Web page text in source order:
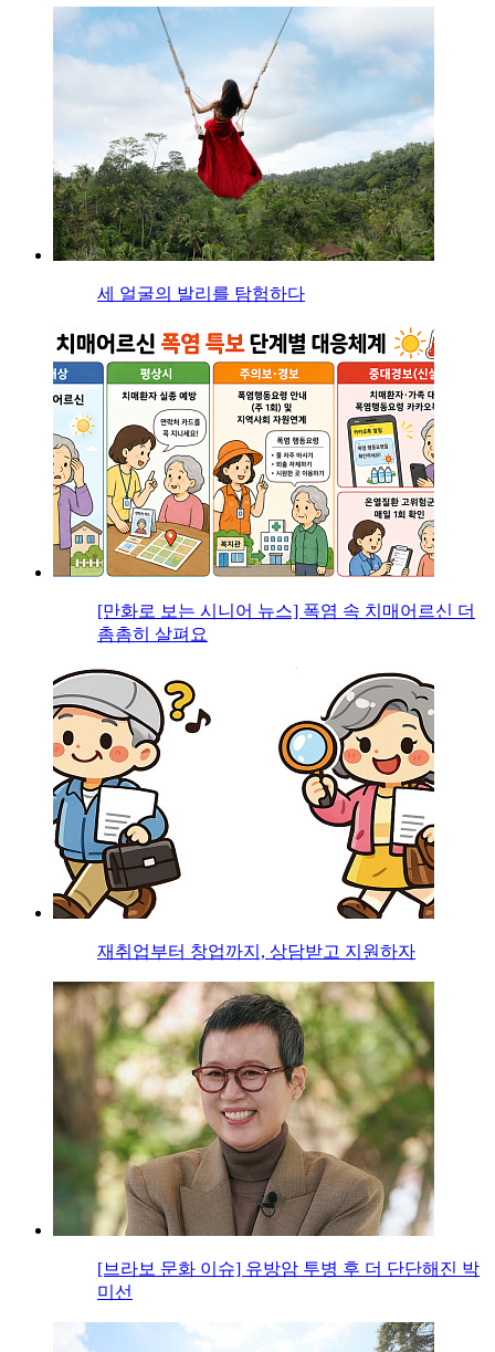
세 얼굴의 발리를 탐험하다
[만화로 보는 시니어 뉴스] 폭염 속 치매어르신 더
촘촘히 살펴요
재취업부터 창업까지, 상담받고 지원하자
[브라보 문화 이슈] 유방암 투병 후 더 단단해진 박
미선